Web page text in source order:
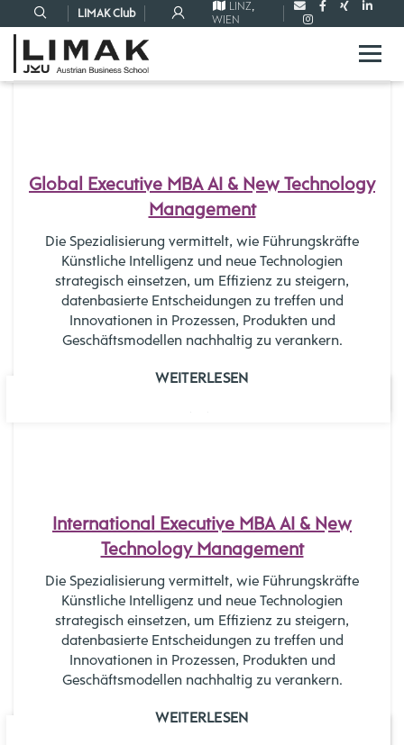
LIMAK Club
LINZ,
WIEN
Global Executive MBA AI & New Technology
Management
Die Spezialisierung vermittelt, wie Führungskräfte
Künstliche Intelligenz und neue Technologien
strategisch einsetzen, um Effizienz zu steigern,
datenbasierte Entscheidungen zu treffen und
Innovationen in Prozessen, Produkten und
Geschäftsmodellen nachhaltig zu verankern.
WEITERLESEN
International Executive MBA AI & New
Technology Management
Die Spezialisierung vermittelt, wie Führungskräfte
Künstliche Intelligenz und neue Technologien
strategisch einsetzen, um Effizienz zu steigern,
datenbasierte Entscheidungen zu treffen und
Innovationen in Prozessen, Produkten und
Geschäftsmodellen nachhaltig zu verankern.
WEITERLESEN